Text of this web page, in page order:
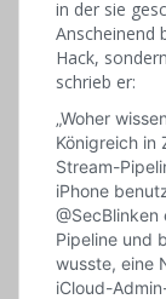
in der sie
Anscheinend
Hack,
schrieb er:
„Woher
Königreich in
Stream-
iPhone
Pipeline und
wusste, eine
iCloud-